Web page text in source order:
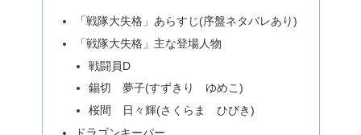
「戦隊大失格」あらすじ(序盤ネタバレあり)
「戦隊大失格」主な登場人物
戦闘員D
錫切 夢子(すずきり ゆめこ)
桜間 日々輝(さくらま ひびき)